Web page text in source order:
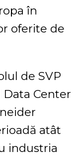
în
oferite de
de SVP
Center
atât
industria